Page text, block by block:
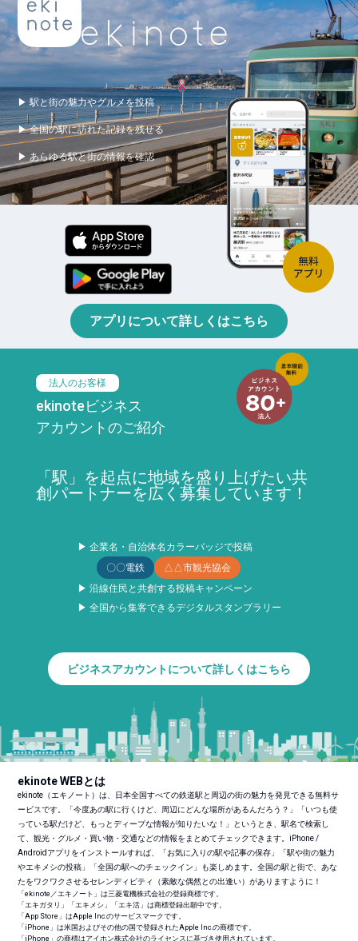
▶ 駅と街の魅力やグルメを投稿
▶ 全国の駅に訪れた記録を残せる
▶ あらゆる駅と街の情報を確認
アプリについて詳しくはこちら
法人のお客様
ekinoteビジネス
アカウントのご紹介
「駅」を起点に地域を盛り上げたい共
創パートナーを広く募集しています！
▶ 企業名・自治体名カラーバッジで投稿
〇〇電鉄
△△市観光協会
▶ 沿線住民と共創する投稿キャンペーン
▶ 全国から集客できるデジタルスタンプラリー
ビジネスアカウントについて詳しくはこちら
ekinote WEBとは
ekinote（エキノート）は、日本全国すべての鉄道駅と周辺の街の魅力を発見できる無料サ
ービスです。「今度あの駅に行くけど、周辺にどんな場所があるんだろう？」「いつも使
っている駅だけど、もっとディープな情報が知りたいな！」というとき、駅名で検索し
て、観光・グルメ・買い物・交通などの情報をまとめてチェックできます。iPhone /
Androidアプリをインストールすれば、「お気に入りの駅や記事の保存」「駅や街の魅力
やエキメシの投稿」「全国の駅へのチェックイン」も楽しめます。全国の駅と街で、あな
たをワクワクさせるセレンディピティ（素敵な偶然との出逢い）がありますように！
「ekinote／エキノート」は三菱電機株式会社の登録商標です。
「エキガタリ」「エキメシ」「エキ活」は商標登録出願中です。
「App Store」はApple Inc.のサービスマークです。
「iPhone」は米国およびその他の国で登録されたApple Inc.の商標です。
「iPhone」の商標はアイホン株式会社のライセンスに基づき使用されています。